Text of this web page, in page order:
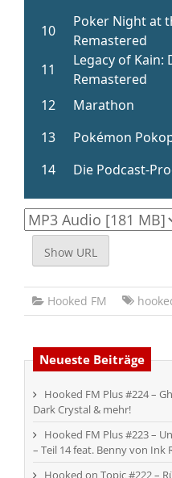
Show URL
Hooked FM
Neueste Beiträge
Hooked FM Plus #224 –
Dark Crystal & mehr!
Hooked FM Plus #223 –
– Teil 14 feat. Benny von Ink
Hooked on Topic #222 –